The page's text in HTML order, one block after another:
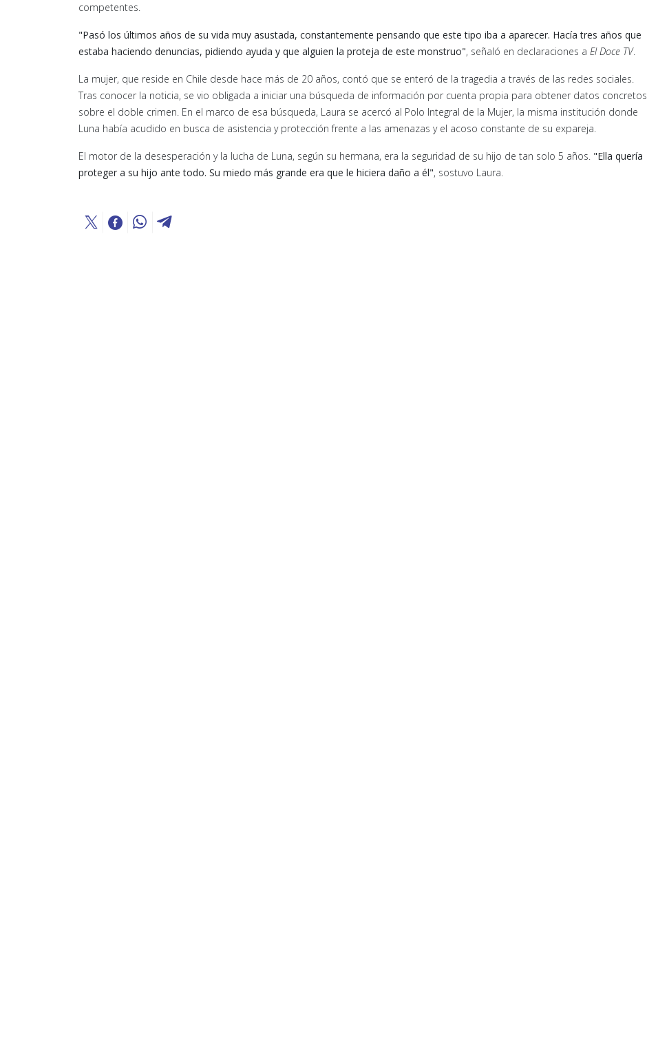
competentes.
"Pasó los últimos años de su vida muy asustada, constantemente pensando que este tipo iba a aparecer. Hacía tres años que
estaba haciendo denuncias, pidiendo ayuda y que alguien la proteja de este monstruo", señaló en declaraciones a El Doce TV.
La mujer, que reside en Chile desde hace más de 20 años, contó que se enteró de la tragedia a través de las redes sociales.
Tras conocer la noticia, se vio obligada a iniciar una búsqueda de información por cuenta propia para obtener datos concretos
sobre el doble crimen. En el marco de esa búsqueda, Laura se acercó al Polo Integral de la Mujer, la misma institución donde
Luna había acudido en busca de asistencia y protección frente a las amenazas y el acoso constante de su expareja.
El motor de la desesperación y la lucha de Luna, según su hermana, era la seguridad de su hijo de tan solo 5 años. "Ella quería
proteger a su hijo ante todo. Su miedo más grande era que le hiciera daño a él", sostuvo Laura.